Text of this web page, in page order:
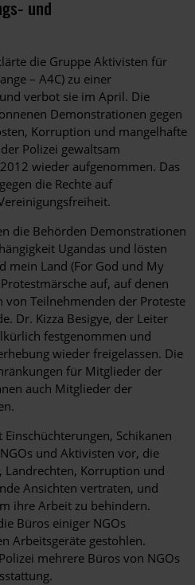
und
die Gruppe Aktivisten für
– A4C) zu einer
verbot sie im April. Die
Demonstrationen gegen
Korruption und mangelhafte
Polizei gewaltsam
wieder aufgenommen. Das
die Rechte auf
die Behörden Demonstrationen
Ugandas und lösten
mein Land (For God und My
auf, auf denen
von Teilnehmenden der Proteste
Dr. Kizza Besigye, der Leiter
festgenommen und
wieder freigelassen. Die
für Mitglieder der
auch Mitglieder der
Schikanen
und Aktivisten vor, die
Landrechten, Korruption und
Ansichten vertraten, und
ihre Arbeit zu behindern.
Büros einiger NGOs
Arbeitsgeräte gestohlen.
mehrere Büros von NGOs